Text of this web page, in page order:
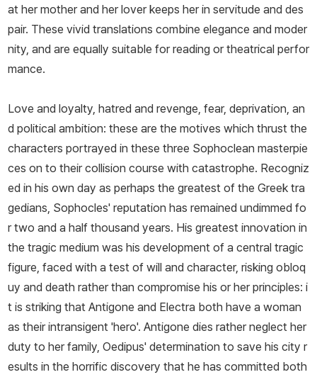
at her mother and her lover keeps her in servitude and des
pair. These vivid translations combine elegance and moder
nity, and are equally suitable for reading or theatrical perfor
mance.
Love and loyalty, hatred and revenge, fear, deprivation, an
d political ambition: these are the motives which thrust the
characters portrayed in these three Sophoclean masterpie
ces on to their collision course with catastrophe. Recogniz
ed in his own day as perhaps the greatest of the Greek tra
gedians, Sophocles' reputation has remained undimmed fo
r two and a half thousand years. His greatest innovation in
the tragic medium was his development of a central tragic
figure, faced with a test of will and character, risking obloq
uy and death rather than compromise his or her principles: i
t is striking that Antigone and Electra both have a woman
as their intransigent 'hero'. Antigone dies rather neglect her
duty to her family, Oedipus' determination to save his city r
esults in the horrific discovery that he has committed both